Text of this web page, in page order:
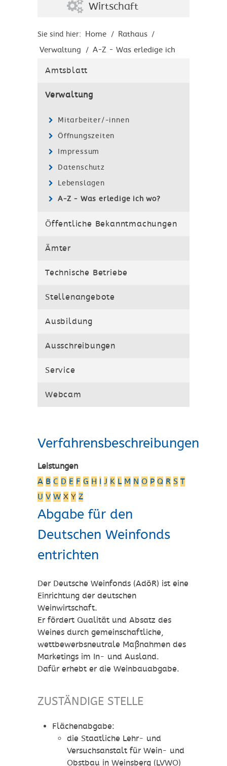
Wirtschaft
Sie sind hier: Home / Rathaus /
Verwaltung / A-Z - Was erledige ich
Amtsblatt
Verwaltung
Mitarbeiter/-innen
Öffnungszeiten
Impressum
Datenschutz
Lebenslagen
A-Z - Was erledige ich wo?
Öffentliche Bekanntmachungen
Ämter
Technische Betriebe
Stellenangebote
Ausbildung
Ausschreibungen
Service
Webcam
Verfahrensbeschreibungen
Leistungen
A B C D E F G H I J K L M N O P Q R S T
U V W X Y Z
Abgabe für den
Deutschen Weinfonds
entrichten
Der Deutsche Weinfonds (AdöR) ist eine
Einrichtung der deutschen
Weinwirtschaft.
Er fördert Qualität und Absatz des
Weines durch gemeinschaftliche,
wettbewerbsneutrale Maßnahmen des
Marketings im In- und Ausland.
Dafür erhebt er die Weinbauabgabe.
ZUSTÄNDIGE STELLE
Flächenabgabe:
die Staatliche Lehr- und
Versuchsanstalt für Wein- und
Obstbau in Weinsberg (LVWO)